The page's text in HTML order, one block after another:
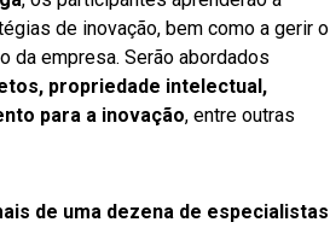
de inovação, bem como a gerir o
da empresa. Serão abordados
propriedade intelectual,
para a inovação, entre outras
de uma dezena de especialistas